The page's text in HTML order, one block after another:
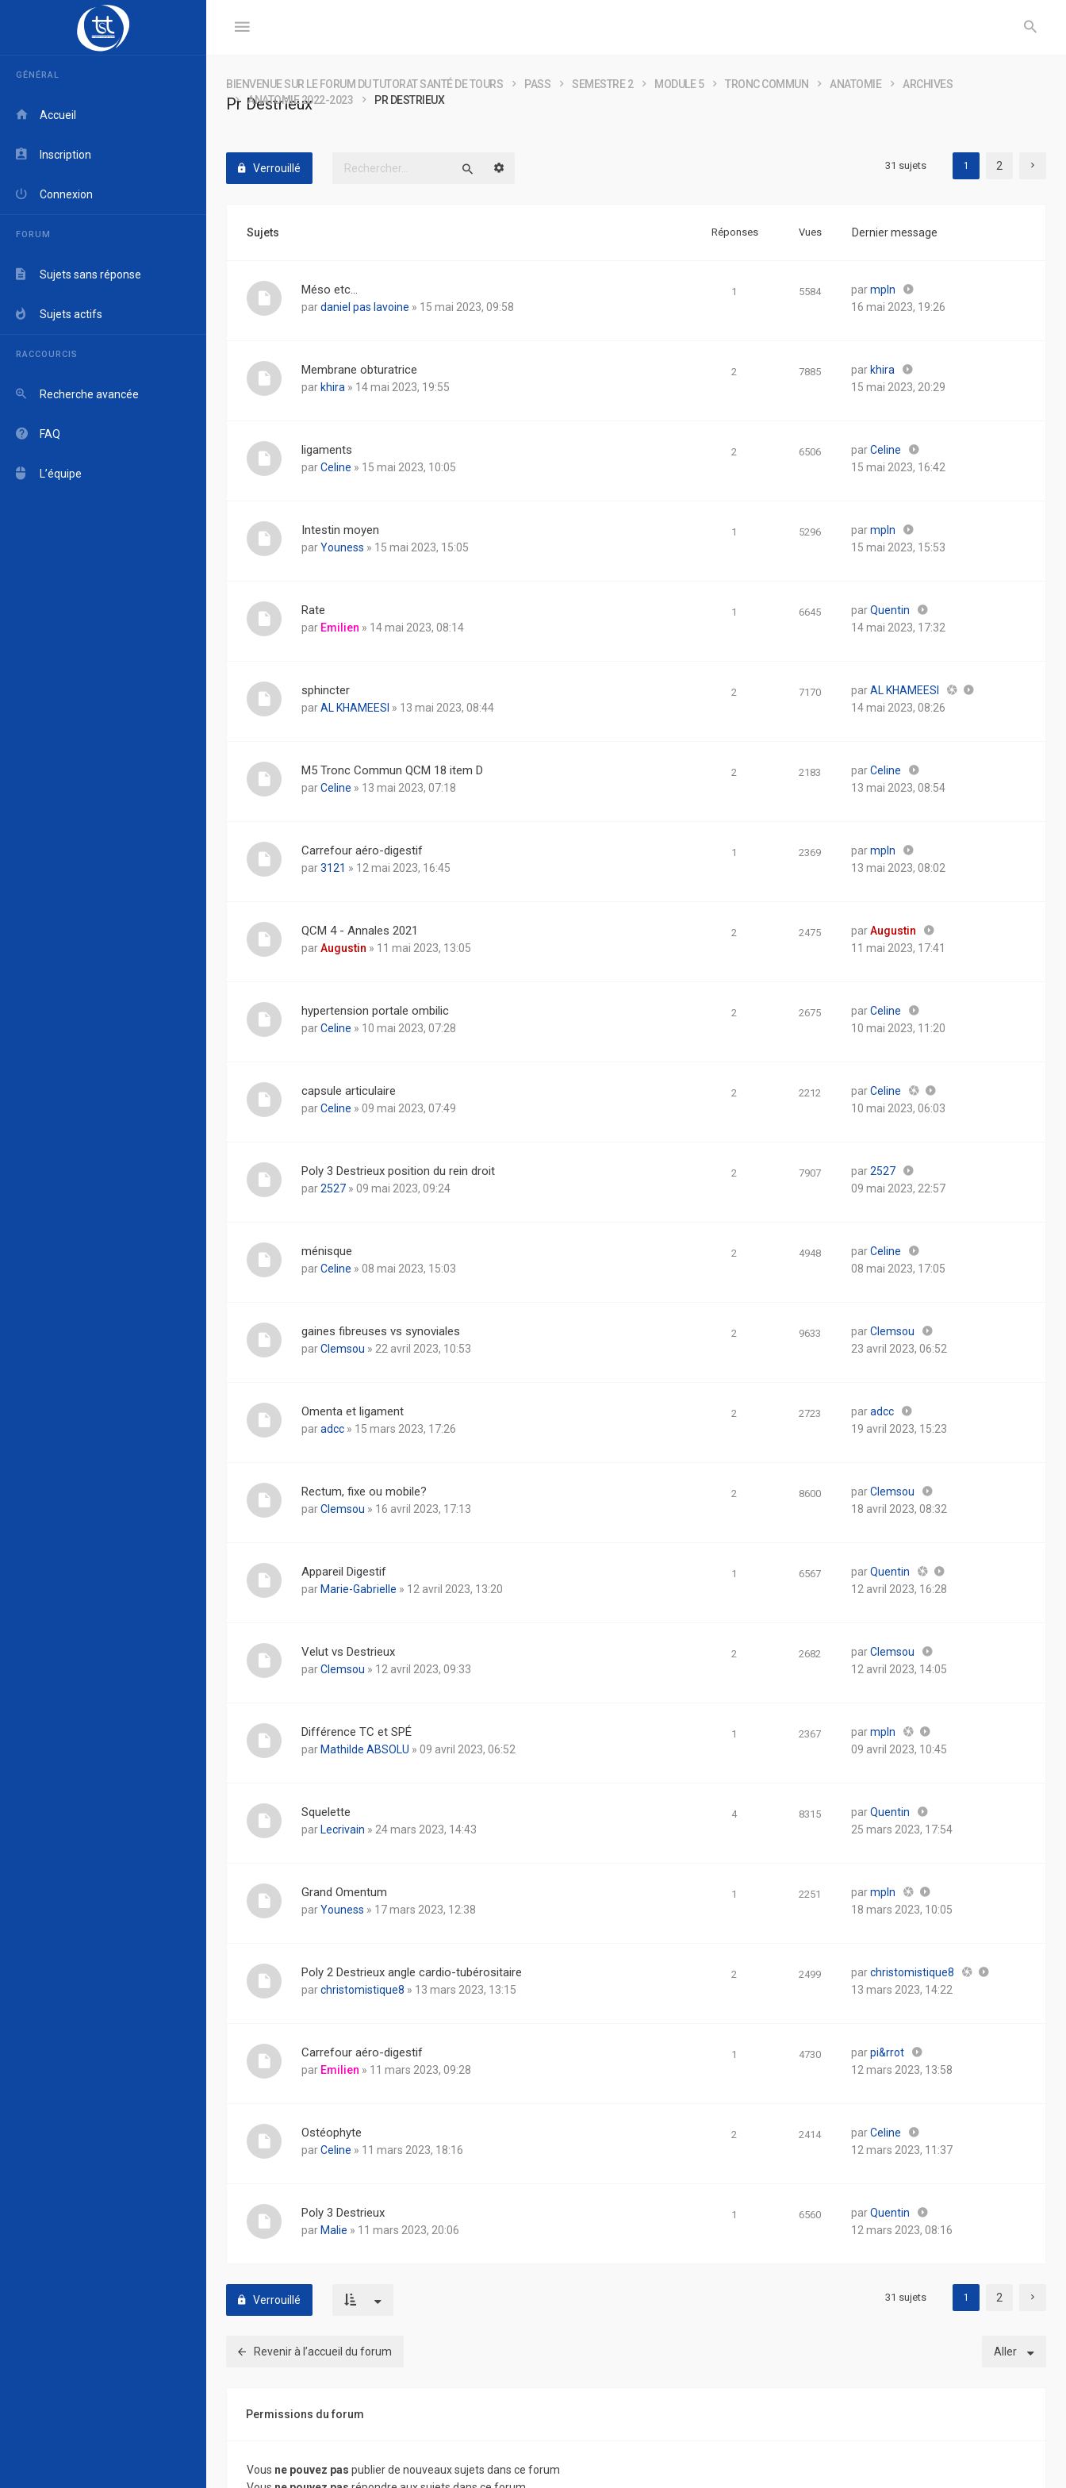
BIENVENUE SUR LE FORUM DU TUTORAT SANTÉ DE TOURS PASS SEMESTRE 2 MODULE 5 TRONC COMMUN ANATOMIE
ARCHIVES
ANATOMIE 2022-2023
PR DESTRIEUX
GÉNÉRAL
Accueil
Inscription
Connexion
FORUM
Sujets sans réponse
Sujets actifs
RACCOURCIS
Recherche avancée
FAQ
L’équipe
Pr Destrieux
Verrouillé
Recherche avancée 31 sujets 1 2
Sujets Réponses Vues Dernier message
Méso etc...
pardaniel pas lavoine » 15 mai 2023, 09:58
1 5584 parmpln
16 mai 2023, 19:26
Membrane obturatrice
par khira » 14 mai 2023, 19:55
2 7885 par khira
15 mai 2023, 20:29
ligaments
parCeline » 15 mai 2023, 10:05
2 6506 parCeline
15 mai 2023, 16:42
Intestin moyen
parYouness » 15 mai 2023, 15:05
1 5296 parmpln
15 mai 2023, 15:53
Rate
par Emilien » 14 mai 2023, 08:14
1 6645 parQuentin
14 mai 2023, 17:32
sphincter
parAL KHAMEESI » 13 mai 2023, 08:44
2 7170 parAL KHAMEESI
14 mai 2023, 08:26
M5 Tronc Commun QCM 18 item D
parCeline » 13 mai 2023, 07:18
2 2183 parCeline
13 mai 2023, 08:54
Carrefour aéro-digestif
par3121 » 12 mai 2023, 16:45
1 2369 parmpln
13 mai 2023, 08:02
QCM 4 - Annales 2021
parAugustin » 11 mai 2023, 13:05
2 2475 parAugustin
11 mai 2023, 17:41
hypertension portale ombilic
parCeline » 10 mai 2023, 07:28
2 2675 parCeline
10 mai 2023, 11:20
capsule articulaire
parCeline » 09 mai 2023, 07:49
2 2212 parCeline
10 mai 2023, 06:03
Poly 3 Destrieux position du rein droit
par2527 » 09 mai 2023, 09:24
2 7907 par2527
09 mai 2023, 22:57
ménisque
parCeline » 08 mai 2023, 15:03
2 4948 parCeline
08 mai 2023, 17:05
gaines fibreuses vs synoviales
parClemsou » 22 avril 2023, 10:53
2 9633 parClemsou
23 avril 2023, 06:52
Omenta et ligament
paradcc » 15 mars 2023, 17:26
2 2723 paradcc
19 avril 2023, 15:23
Rectum, fixe ou mobile?
parClemsou » 16 avril 2023, 17:13
2 8600 parClemsou
18 avril 2023, 08:32
Appareil Digestif
par Marie-Gabrielle » 12 avril 2023, 13:20
1 6567 parQuentin
12 avril 2023, 16:28
Velut vs Destrieux
parClemsou » 12 avril 2023, 09:33
2 2682 parClemsou
12 avril 2023, 14:05
Différence TC et SPÉ
par Mathilde ABSOLU » 09 avril 2023, 06:52
1 2367 parmpln
09 avril 2023, 10:45
Squelette
par Lecrivain » 24 mars 2023, 14:43
4 8315 parQuentin
25 mars 2023, 17:54
Grand Omentum
parYouness » 17 mars 2023, 12:38
1 2251 parmpln
18 mars 2023, 10:05
Poly 2 Destrieux angle cardio-tubérositaire
parchristomistique8 » 13 mars 2023, 13:15
2 2499 parchristomistique8
13 mars 2023, 14:22
Carrefour aéro-digestif
par Emilien » 11 mars 2023, 09:28
1 4730 parpi&rrot
12 mars 2023, 13:58
Ostéophyte
parCeline » 11 mars 2023, 18:16
2 2414 parCeline
12 mars 2023, 11:37
Poly 3 Destrieux
par Malie » 11 mars 2023, 20:06
1 6560 parQuentin
12 mars 2023, 08:16
Verrouillé 31 sujets 1 2
Revenir à l’accueil du forum Aller
Permissions du forum
Vous ne pouvez pas publier de nouveaux sujets dans ce forum